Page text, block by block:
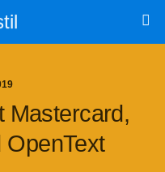
Mas­ter­card,
OpenText